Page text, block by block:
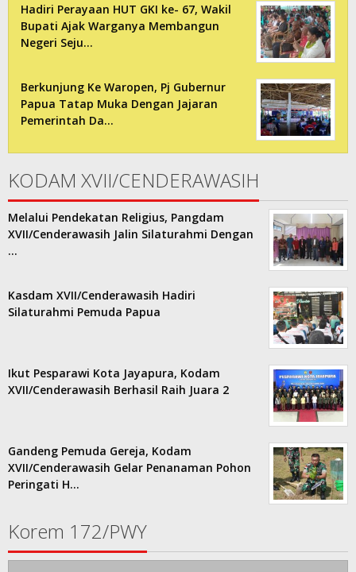
Hadiri Perayaan HUT GKI ke- 67, Wakil
Bupati Ajak Warganya Membangun
Negeri Seju…
Berkunjung Ke Waropen, Pj Gubernur
Papua Tatap Muka Dengan Jajaran
Pemerintah Da…
KODAM XVII/CENDERAWASIH
Melalui Pendekatan Religius, Pangdam
XVII/Cenderawasih Jalin Silaturahmi Dengan
…
Kasdam XVII/Cenderawasih Hadiri
Silaturahmi Pemuda Papua
Ikut Pesparawi Kota Jayapura, Kodam
XVII/Cenderawasih Berhasil Raih Juara 2
Gandeng Pemuda Gereja, Kodam
XVII/Cenderawasih Gelar Penanaman Pohon
Peringati H…
Korem 172/PWY